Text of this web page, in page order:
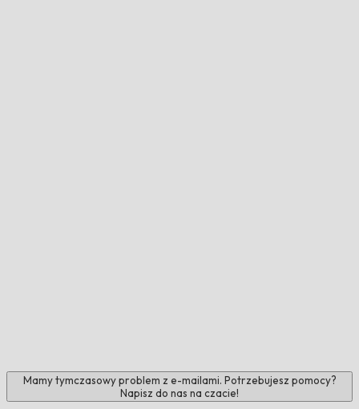
Mamy tymczasowy problem z e-mailami. Potrzebujesz pomocy?
Napisz do nas na czacie!